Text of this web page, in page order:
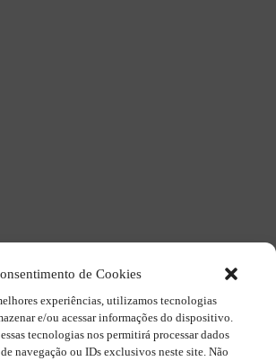
de Cookies
experiências, utilizamos tecnologias
e/ou acessar informações do dispositivo.
tecnologias nos permitirá processar dados
navegação ou IDs exclusivos neste site. Não
ambientalista!